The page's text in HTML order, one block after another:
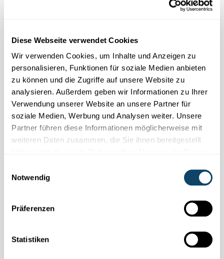
Diese Webseite verwendet Cookies
Wir verwenden Cookies, um Inhalte und Anzeigen zu
personalisieren, Funktionen für soziale Medien anbieten
zu können und die Zugriffe auf unsere Website zu
analysieren. Außerdem geben wir Informationen zu Ihrer
Verwendung unserer Website an unsere Partner für
soziale Medien, Werbung und Analysen weiter. Unsere
Partner führen diese Informationen möglicherweise mit
weiteren Daten zusammen, die Sie ihnen bereitgestellt
Notwendig
Präferenzen
Statistiken
Bastele einen tanzenden Weihnachtsbaum –
mit einem Elektromotor